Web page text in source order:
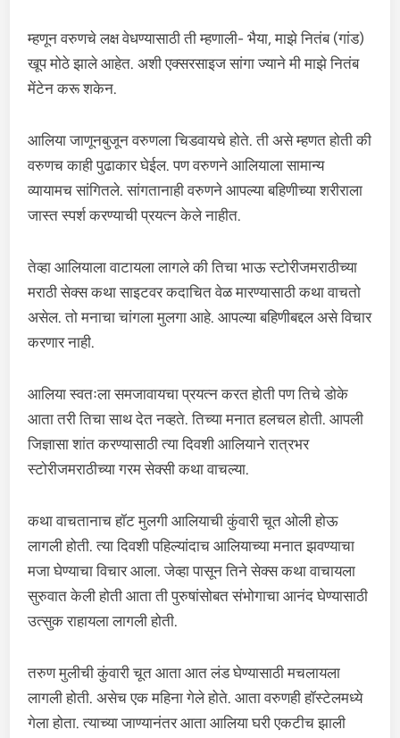
म्हणून वरुणचे लक्ष वेधण्यासाठी ती म्हणाली- भैया, माझे नितंब (गांड)
खूप मोठे झाले आहेत. अशी एक्सरसाइज सांगा ज्याने मी माझे नितंब
मेंटेन करू शकेन.
आलिया जाणूनबुजून वरुणला चिडवायचे होते. ती असे म्हणत होती की
वरुणच काही पुढाकार घेईल. पण वरुणने आलियाला सामान्य
व्यायामच सांगितले. सांगतानाही वरुणने आपल्या बहिणीच्या शरीराला
जास्त स्पर्श करण्याची प्रयत्न केले नाहीत.
तेव्हा आलियाला वाटायला लागले की तिचा भाऊ स्टोरीजमराठीच्या
मराठी सेक्स कथा साइटवर कदाचित वेळ मारण्यासाठी कथा वाचतो
असेल. तो मनाचा चांगला मुलगा आहे. आपल्या बहिणीबद्दल असे विचार
करणार नाही.
आलिया स्वतःला समजावायचा प्रयत्न करत होती पण तिचे डोके
आता तरी तिचा साथ देत नव्हते. तिच्या मनात हलचल होती. आपली
जिज्ञासा शांत करण्यासाठी त्या दिवशी आलियाने रात्रभर
स्टोरीजमराठीच्या गरम सेक्सी कथा वाचल्या.
कथा वाचतानाच हॉट मुलगी आलियाची कुंवारी चूत ओली होऊ
लागली होती. त्या दिवशी पहिल्यांदाच आलियाच्या मनात झवण्याचा
मजा घेण्याचा विचार आला. जेव्हा पासून तिने सेक्स कथा वाचायला
सुरुवात केली होती आता ती पुरुषांसोबत संभोगाचा आनंद घेण्यासाठी
उत्सुक राहायला लागली होती.
तरुण मुलीची कुंवारी चूत आता आत लंड घेण्यासाठी मचलायला
लागली होती. असेच एक महिना गेले होते. आता वरुणही हॉस्टेलमध्ये
गेला होता. त्याच्या जाण्यानंतर आता आलिया घरी एकटीच झाली